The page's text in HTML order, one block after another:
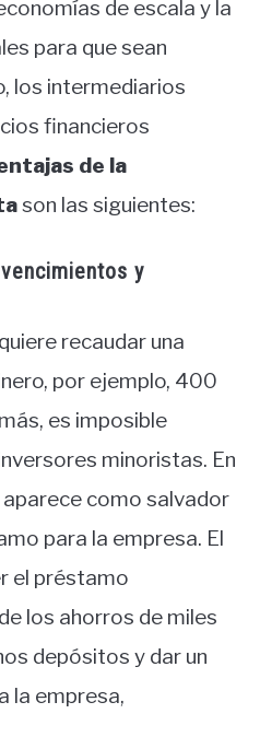
de escala y la
para que sean
los intermediarios
financieros
de la
son las siguientes:
y
recaudar una
por ejemplo, 400
es imposible
minoristas. En
como salvador
para la empresa. El
el préstamo
los ahorros de miles
depósitos y dar un
la empresa,